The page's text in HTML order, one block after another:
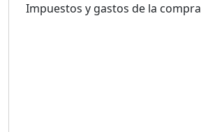
Impuestos y gastos de la compra